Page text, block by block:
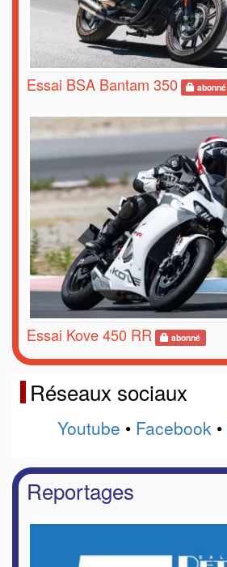
Essai BSA Bantam 350 abonné
Essai Kove 450 RR abonné
Réseaux sociaux
Youtube • Facebook •
Reportages